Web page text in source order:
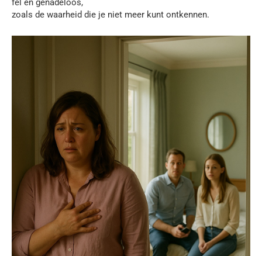
fel en genadeloos,
zoals de waarheid die je niet meer kunt ontkennen.